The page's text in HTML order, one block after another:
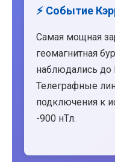
⚡ Событие
Самая мощная
геомагнитная
наблюдались до
Телеграфные
подключения к
-900 нТл.